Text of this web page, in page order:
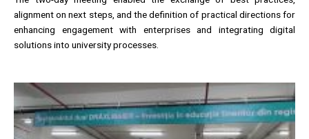
alignment on next steps, and the definition of practical directions for
enhancing engagement with enterprises and integrating digital
solutions into university processes.